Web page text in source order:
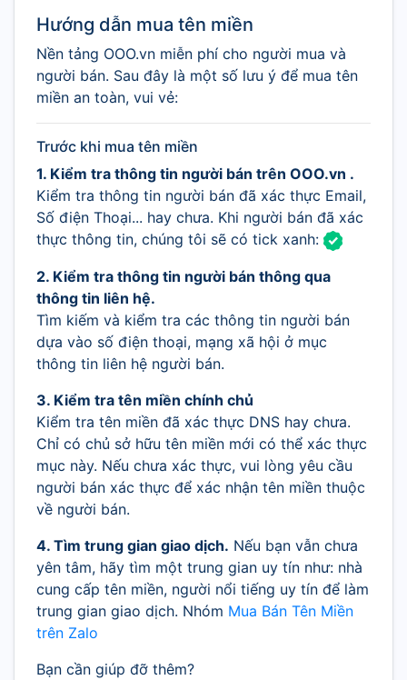
Hướng dẫn mua tên miền
Nền tảng OOO.vn miễn phí cho người mua và
người bán. Sau đây là một số lưu ý để mua tên
miền an toàn, vui vẻ:
Trước khi mua tên miền
1. Kiểm tra thông tin người bán trên OOO.vn .
Kiểm tra thông tin người bán đã xác thực Email,
Số điện Thoại... hay chưa. Khi người bán đã xác
thực thông tin, chúng tôi sẽ có tick xanh:
2. Kiểm tra thông tin người bán thông qua
thông tin liên hệ.
Tìm kiếm và kiểm tra các thông tin người bán
dựa vào số điện thoại, mạng xã hội ở mục
thông tin liên hệ người bán.
3. Kiểm tra tên miền chính chủ
Kiểm tra tên miền đã xác thực DNS hay chưa.
Chỉ có chủ sở hữu tên miền mới có thể xác thực
mục này. Nếu chưa xác thực, vui lòng yêu cầu
người bán xác thực để xác nhận tên miền thuộc
về người bán.
4. Tìm trung gian giao dịch. Nếu bạn vẫn chưa
yên tâm, hãy tìm một trung gian uy tín như: nhà
cung cấp tên miền, người nổi tiếng uy tín để làm
trung gian giao dịch. Nhóm Mua Bán Tên Miền
trên Zalo
Bạn cần giúp đỡ thêm?